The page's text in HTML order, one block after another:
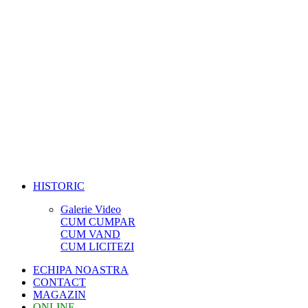
HISTORIC
Galerie Video
CUM CUMPAR
CUM VAND
CUM LICITEZI
ECHIPA NOASTRA
CONTACT
MAGAZIN